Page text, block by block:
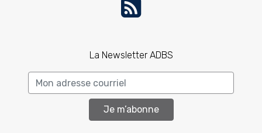
La Newsletter ADBS
Je m’abonne